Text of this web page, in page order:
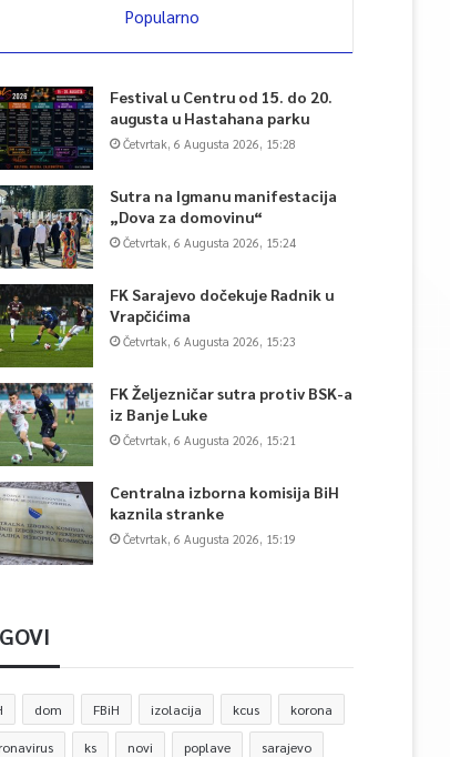
Popularno
Festival u Centru od 15. do 20.
augusta u Hastahana parku
Četvrtak, 6 Augusta 2026, 15:28
Sutra na Igmanu manifestacija
„Dova za domovinu“
Četvrtak, 6 Augusta 2026, 15:24
FK Sarajevo dočekuje Radnik u
Vrapčićima
Četvrtak, 6 Augusta 2026, 15:23
FK Željezničar sutra protiv BSK-a
iz Banje Luke
Četvrtak, 6 Augusta 2026, 15:21
Centralna izborna komisija BiH
kaznila stranke
Četvrtak, 6 Augusta 2026, 15:19
dom FBiH izolacija kcus korona
ks novi poplave sarajevo